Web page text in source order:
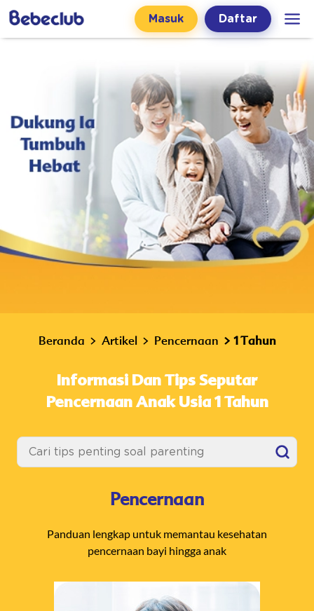
Masuk Daftar
Beranda Artikel Pencernaan 1 Tahun
Informasi Dan Tips Seputar
Pencernaan Anak Usia 1 Tahun
Pencernaan
Panduan lengkap untuk memantau kesehatan
pencernaan bayi hingga anak